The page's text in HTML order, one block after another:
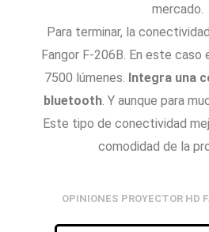
mercado.
Para terminar, la
Fangor F-206B. En este
7500 lúmenes. Integra una
bluetooth . Y aunque para
Este tipo de conectividad
comodidad de la
OPINIONES PROYECTOR HD